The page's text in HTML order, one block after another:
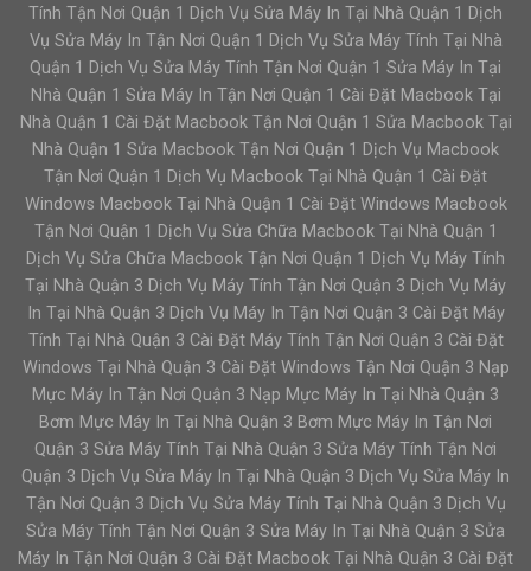
Tính Tận Nơi Quận 1 Dịch Vụ Sửa Máy In Tại Nhà Quận 1 Dịch
Vụ Sửa Máy In Tận Nơi Quận 1 Dịch Vụ Sửa Máy Tính Tại Nhà
Quận 1 Dịch Vụ Sửa Máy Tính Tận Nơi Quận 1 Sửa Máy In Tại
Nhà Quận 1 Sửa Máy In Tận Nơi Quận 1 Cài Đặt Macbook Tại
Nhà Quận 1 Cài Đặt Macbook Tận Nơi Quận 1 Sửa Macbook Tại
Nhà Quận 1 Sửa Macbook Tận Nơi Quận 1 Dịch Vụ Macbook
Tận Nơi Quận 1 Dịch Vụ Macbook Tại Nhà Quận 1 Cài Đặt
Windows Macbook Tại Nhà Quận 1 Cài Đặt Windows Macbook
Tận Nơi Quận 1 Dịch Vụ Sửa Chữa Macbook Tại Nhà Quận 1
Dịch Vụ Sửa Chữa Macbook Tận Nơi Quận 1 Dịch Vụ Máy Tính
Tại Nhà Quận 3 Dịch Vụ Máy Tính Tận Nơi Quận 3 Dịch Vụ Máy
In Tại Nhà Quận 3 Dịch Vụ Máy In Tận Nơi Quận 3 Cài Đặt Máy
Tính Tại Nhà Quận 3 Cài Đặt Máy Tính Tận Nơi Quận 3 Cài Đặt
Windows Tại Nhà Quận 3 Cài Đặt Windows Tận Nơi Quận 3 Nạp
Mực Máy In Tận Nơi Quận 3 Nạp Mực Máy In Tại Nhà Quận 3
Bơm Mực Máy In Tại Nhà Quận 3 Bơm Mực Máy In Tận Nơi
Quận 3 Sửa Máy Tính Tại Nhà Quận 3 Sửa Máy Tính Tận Nơi
Quận 3 Dịch Vụ Sửa Máy In Tại Nhà Quận 3 Dịch Vụ Sửa Máy In
Tận Nơi Quận 3 Dịch Vụ Sửa Máy Tính Tại Nhà Quận 3 Dịch Vụ
Sửa Máy Tính Tận Nơi Quận 3 Sửa Máy In Tại Nhà Quận 3 Sửa
Máy In Tận Nơi Quận 3 Cài Đặt Macbook Tại Nhà Quận 3 Cài Đặt